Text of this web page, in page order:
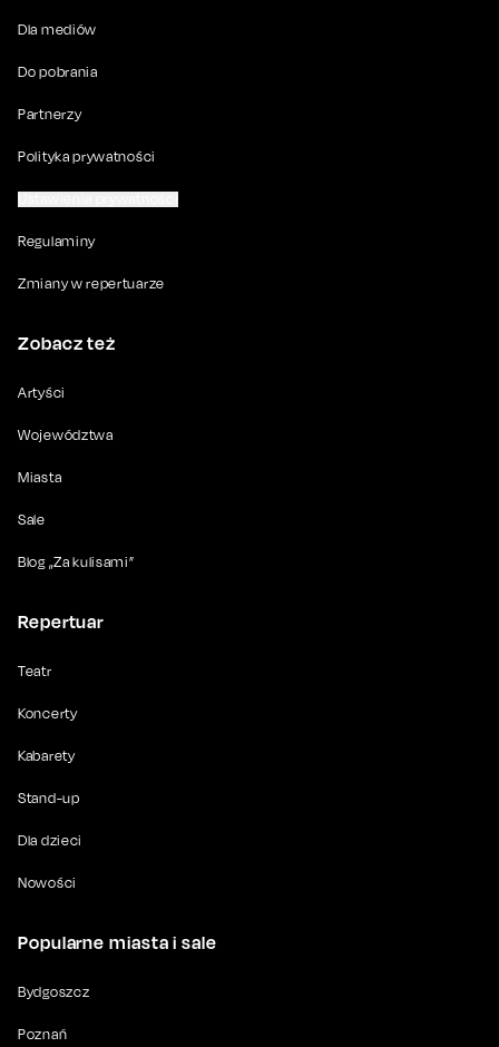
Dla mediów
Do pobrania
Partnerzy
Polityka prywatności
Regulaminy
Zmiany w repertuarze
Zobacz też
Artyści
Województwa
Miasta
Sale
Blog „Za kulisami”
Repertuar
Teatr
Koncerty
Kabarety
Stand-up
Dla dzieci
Nowości
Popularne miasta i sale
Bydgoszcz
Poznań